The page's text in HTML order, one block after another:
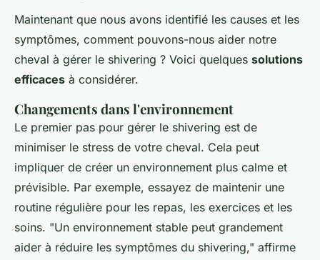
Maintenant que nous avons identifié les causes et les
symptômes, comment pouvons-nous aider notre
cheval à gérer le shivering ? Voici quelques solutions
efficaces à considérer.
Changements dans l'environnement
Le premier pas pour gérer le shivering est de
minimiser le stress de votre cheval. Cela peut
impliquer de créer un environnement plus calme et
prévisible. Par exemple, essayez de maintenir une
routine régulière pour les repas, les exercices et les
soins. "Un environnement stable peut grandement
aider à réduire les symptômes du shivering," affirme